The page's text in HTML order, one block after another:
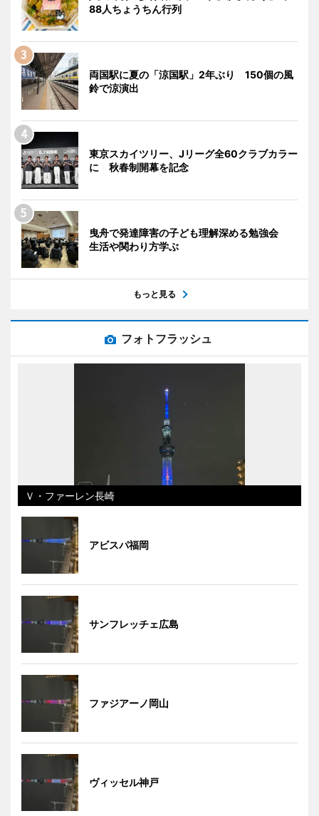
88人ちょうちん行列
両国駅に夏の「涼国駅」2年ぶり 150個の風
鈴で涼演出
東京スカイツリー、Jリーグ全60クラブカラー
に 秋春制開幕を記念
曳舟で発達障害の子ども理解深める勉強会
生活や関わり方学ぶ
もっと見る
フォトフラッシュ
Ｖ・ファーレン長崎
アビスパ福岡
サンフレッチェ広島
ファジアーノ岡山
ヴィッセル神戸